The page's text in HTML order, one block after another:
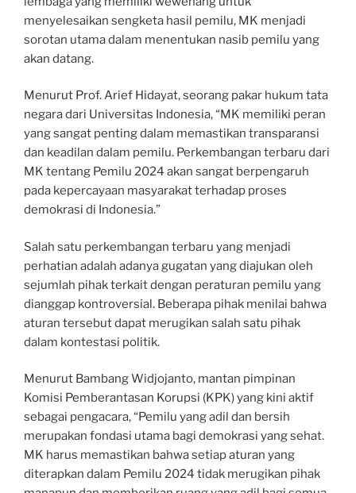
menyelesaikan sengketa hasil pemilu, MK menjadi
sorotan utama dalam menentukan nasib pemilu yang
akan datang.
Menurut Prof. Arief Hidayat, seorang pakar hukum tata
negara dari Universitas Indonesia, “MK memiliki peran
yang sangat penting dalam memastikan transparansi
dan keadilan dalam pemilu. Perkembangan terbaru dari
MK tentang Pemilu 2024 akan sangat berpengaruh
pada kepercayaan masyarakat terhadap proses
demokrasi di Indonesia.”
Salah satu perkembangan terbaru yang menjadi
perhatian adalah adanya gugatan yang diajukan oleh
sejumlah pihak terkait dengan peraturan pemilu yang
dianggap kontroversial. Beberapa pihak menilai bahwa
aturan tersebut dapat merugikan salah satu pihak
dalam kontestasi politik.
Menurut Bambang Widjojanto, mantan pimpinan
Komisi Pemberantasan Korupsi (KPK) yang kini aktif
sebagai pengacara, “Pemilu yang adil dan bersih
merupakan fondasi utama bagi demokrasi yang sehat.
MK harus memastikan bahwa setiap aturan yang
diterapkan dalam Pemilu 2024 tidak merugikan pihak